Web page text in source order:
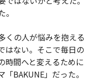
くの人が悩みを抱える
はない。そこで毎日の
時間へと変えるために
BAKUNE」だった。